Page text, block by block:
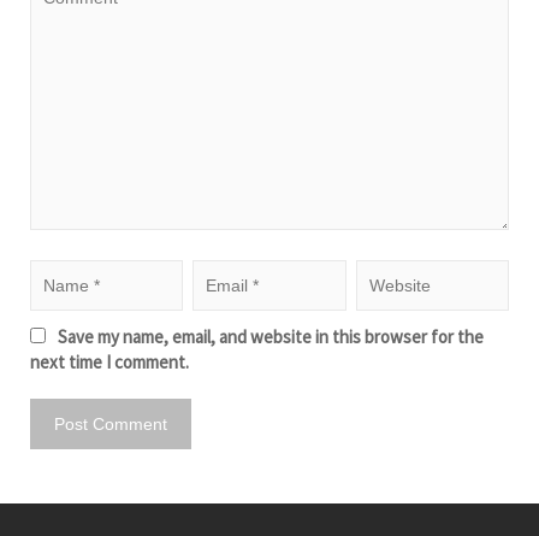
Save my name, email, and website in this browser for the
next time I comment.